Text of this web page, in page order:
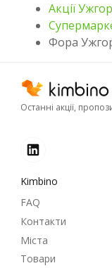
Акції
Фора
Останні акції,
Kimbino
FAQ
Контакти
Міста
Товари